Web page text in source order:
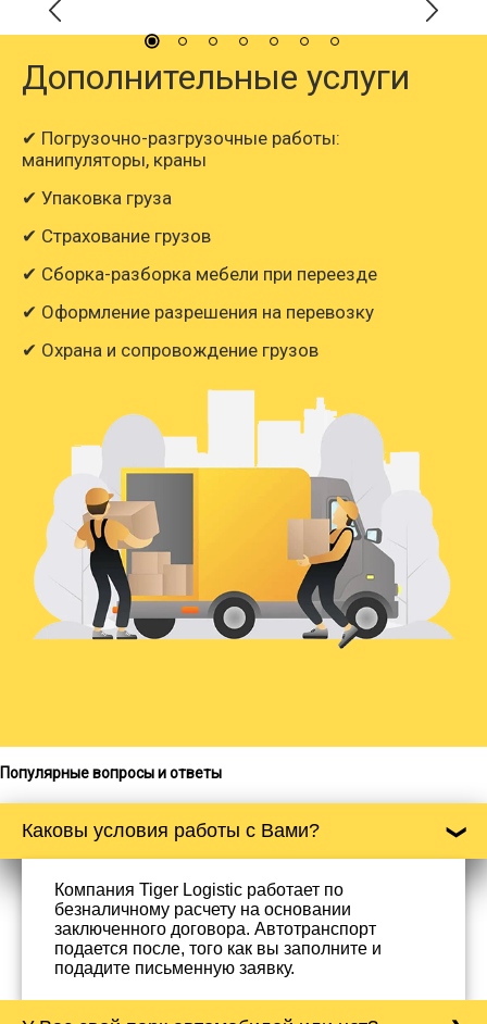
Дополнительные услуги
✔ Погрузочно-разгрузочные работы:
манипуляторы, краны
✔ Упаковка груза
✔ Страхование грузов
✔ Сборка-разборка мебели при переезде
✔ Оформление разрешения на перевозку
✔ Охрана и сопровождение грузов
Популярные вопросы и ответы
Каковы условия работы с Вами?
Компания Tiger Logistic работает по
безналичному расчету на основании
заключенного договора. Автотранспорт
подается после, того как вы заполните и
подадите письменную заявку.